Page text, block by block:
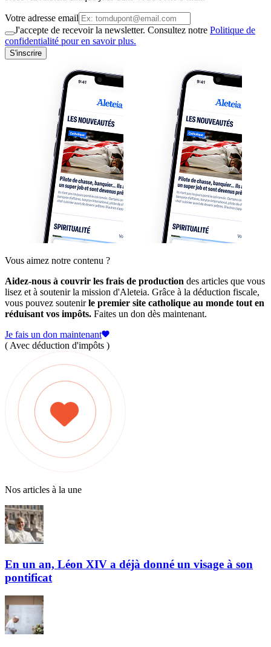
Votre adresse email
J'accepte de recevoir la newsletter. Consultez notre Politique de
confidentialité pour en savoir plus.
S'inscrire
Vous aimez notre contenu ?
Aidez-nous à couvrir les frais de production des articles que vous
lisez et à soutenir la mission d'Aleteia. Grâce à la déduction fiscale,
vous pouvez soutenirle premier site catholique au monde tout en
réduisant vos impôts. Faites un don dès maintenant.
Je fais un don maintenant
( Avec déduction d'impôts )
Nos articles à la une
En un an, Léon XIV a déjà donné un visage à son
pontificat